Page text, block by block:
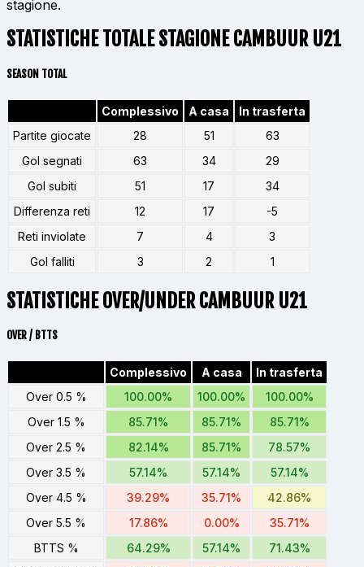
stagione.
STATISTICHE TOTALE STAGIONE CAMBUUR U21
SEASON TOTAL
Complessivo A casa
In trasferta
Partite giocate
28 51
63
Gol segnati
63 34
29
Gol subiti
51 17
34
Differenza reti
12 17
-5
Reti inviolate
7 4
3
Gol falliti
3 2 1
STATISTICHE OVER/UNDER CAMBUUR U21
OVER / BTTS
Complessivo A casa
In trasferta
Over 0.5 %
100.00% 100.00%
100.00%
Over 1.5 %
85.71% 85.71%
85.71%
Over 2.5 %
82.14% 85.71%
78.57%
Over 3.5 %
57.14% 57.14%
57.14%
Over 4.5 %
39.29% 35.71%
42.86%
Over 5.5 %
17.86% 0.00%
35.71%
BTTS %
64.29% 57.14%
71.43%